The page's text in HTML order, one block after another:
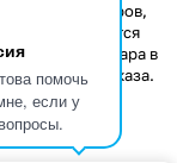
помочь
если у
товаров,
данного товара в
заказа.